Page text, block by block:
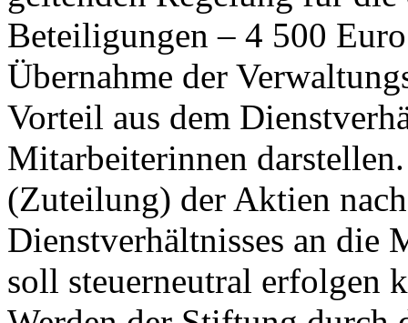
Beteiligungen – 4 500
Übernahme der
Vorteil aus dem
Mitarbeiterinnen
(Zuteilung) der Aktien
Dienstverhältnisses an die
soll steuerneutral erfolgen